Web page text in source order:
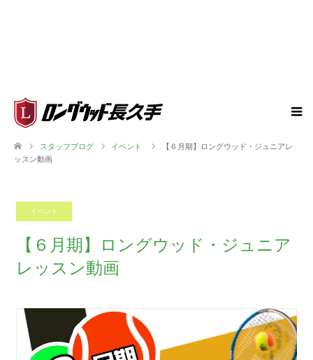
スタッフブログ イベント
【６月期】ロングウッド・ジュニアレ
ッスン動画
イベント
【６月期】ロングウッド・ジュニア
レッスン動画